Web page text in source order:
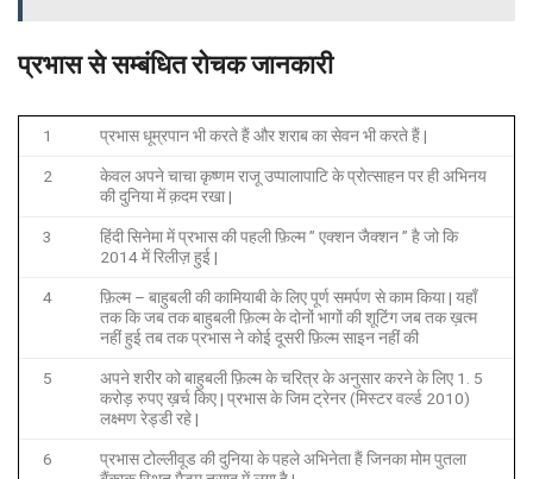
प्रभास से सम्बंधित रोचक जानकारी
1 प्रभास धूम्रपान भी करते हैं और शराब का सेवन भी करते हैं |
2
केवल अपने चाचा कृष्णम राजू उप्पालापाटि के प्रोत्साहन पर ही अभिनय
की दुनिया में क़दम रखा |
3
हिंदी सिनेमा में प्रभास की पहली फ़िल्म ” एक्शन जैक्शन ” है जो कि
2014 में रिलीज़ हुई |
4
फ़िल्म – बाहुबली की कामियाबी के लिए पूर्ण समर्पण से काम किया | यहाँ
तक कि जब तक बाहुबली फ़िल्म के दोनों भागों की शूटिंग जब तक ख़त्म
नहीं हुई तब तक प्रभास ने कोई दूसरी फ़िल्म साइन नहीं की
5
अपने शरीर को बाहुबली फ़िल्म के चरित्र के अनुसार करने के लिए 1. 5
करोड़ रुपए ख़र्च किए | प्रभास के जिम ट्रेनर (मिस्टर वर्ल्ड 2010)
लक्ष्मण रेड्डी रहे |
6
प्रभास टोल्लीवूड की दुनिया के पहले अभिनेता हैं जिनका मोम पुतला